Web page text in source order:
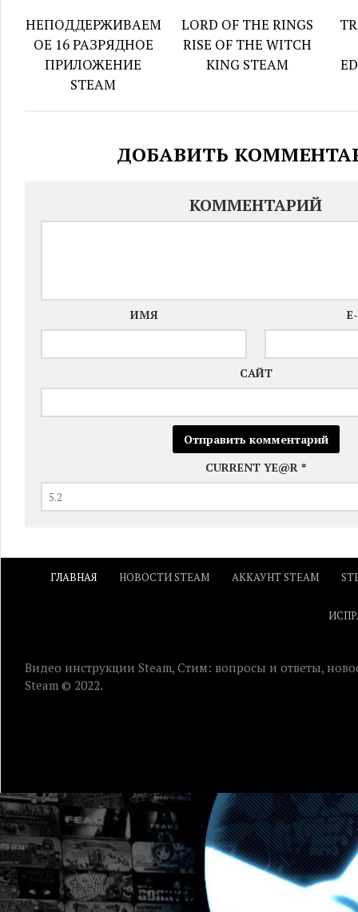
НЕПОДДЕРЖИВАЕМ
ОЕ 16 РАЗРЯДНОЕ
ПРИЛОЖЕНИЕ
STEAM
LORD OF THE RINGS
RISE OF THE WITCH
KING STEAM
ДОБАВИТЬ
КОММЕНТАРИЙ
ИМЯ
САЙТ
CURRENT YE@R *
ГЛАВНАЯ НОВОСТИ STEAM АККАУНТ STEAM
Видео инструкции Steam, Стим: вопросы и ответы,
Steam © 2022.